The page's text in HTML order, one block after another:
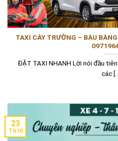
TAXI CÂY TRƯỜNG – BÀU
ĐẶT TAXI NHANH Lời nói đầu
các
23
Th10